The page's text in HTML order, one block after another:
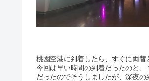
桃園空港に到着したら、すぐに両替
今回は早い時間の到着だったのと
だったのでそうしましたが、深夜